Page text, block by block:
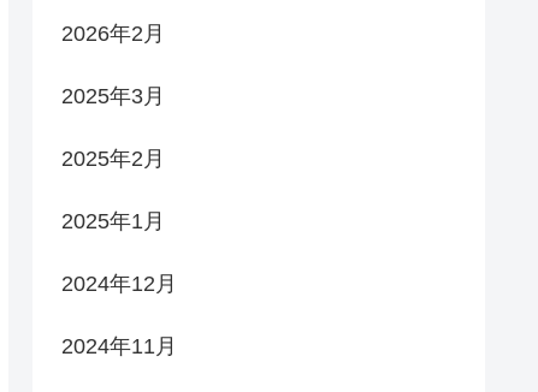
2026年2月
2025年3月
2025年2月
2025年1月
2024年12月
2024年11月